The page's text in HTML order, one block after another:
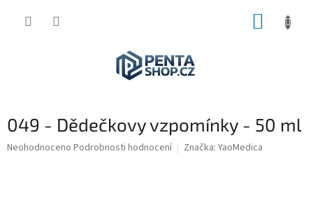
049 - Dědečkovy vzpomínky - 50 ml
Průměrné
Neohodnoceno Podrobnosti hodnocení Značka: YaoMedica